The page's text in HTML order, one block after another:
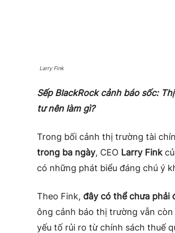
Larry Fink
Sếp BlackRock cảnh báo sốc:
tư nên làm gì?
Trong bối cảnh thị trường tài
trong ba ngày, CEO Larry Fink
có những phát biểu đáng chú ý
Theo Fink, đây có thể chưa phải
ông cảnh báo thị trường vẫn còn
yếu tố rủi ro từ chính sách thuế